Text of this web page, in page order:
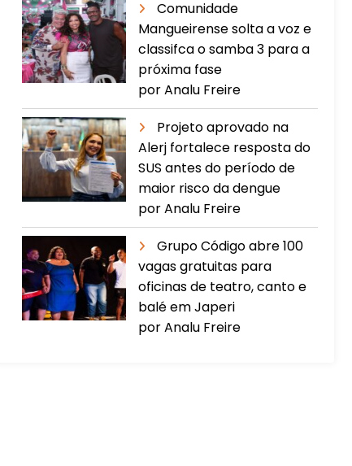
Comunidade
Mangueirense solta a voz e
classifca o samba 3 para a
próxima fase
por Analu Freire
Projeto aprovado na
Alerj fortalece resposta do
SUS antes do período de
maior risco da dengue
por Analu Freire
Grupo Código abre 100
vagas gratuitas para
oficinas de teatro, canto e
balé em Japeri
por Analu Freire